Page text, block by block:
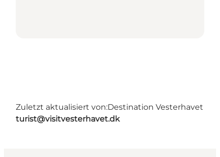
Zuletzt aktualisiert von:Destination Vesterhavet
turist@visitvesterhavet.dk